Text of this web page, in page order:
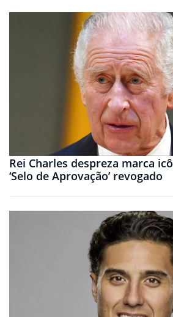
Rei Charles despreza marca
‘Selo de Aprovação’ revogado